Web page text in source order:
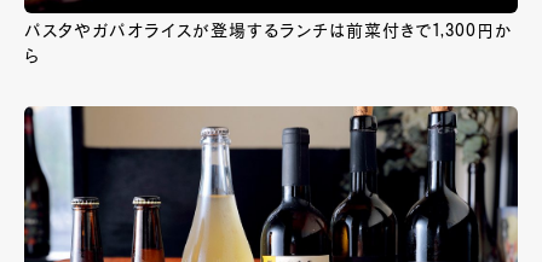
パスタやガパオライスが登場するランチは前菜付きで1,300円か
ら